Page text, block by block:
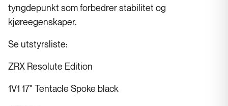
tyngdepunkt som forbedrer stabilitet og
kjøreegenskaper.
Se utstyrsliste:
ZRX Resolute Edition
1V1 17" Tentacle Spoke black